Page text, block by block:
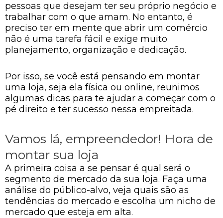
pessoas que desejam ter seu próprio negócio e
trabalhar com o que amam. No entanto, é
preciso ter em mente que abrir um comércio
não é uma tarefa fácil e exige muito
planejamento, organização e dedicação.
Por isso, se você está pensando em montar
uma loja, seja ela física ou online, reunimos
algumas dicas para te ajudar a começar com o
pé direito e ter sucesso nessa empreitada.
Vamos lá, empreendedor! Hora de
montar sua loja
A primeira coisa a se pensar é qual será o
segmento de mercado da sua loja. Faça uma
análise do público-alvo, veja quais são as
tendências do mercado e escolha um nicho de
mercado que esteja em alta.